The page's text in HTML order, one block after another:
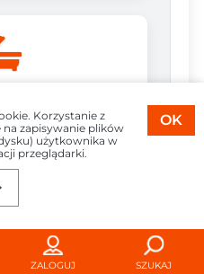
ZALOGUJ SZUKAJ
kabiny i
OK
Korzystanie z
zapisywanie plików
użytkownika w
przeglądarki.